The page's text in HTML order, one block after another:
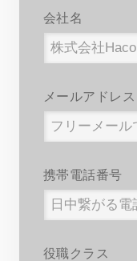
会社名
メールアドレス
携帯電話番号
役職クラス